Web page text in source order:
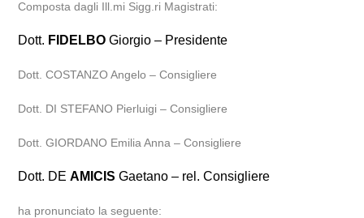
Composta dagli Ill.mi Sigg.ri Magistrati:
Dott. FIDELBO Giorgio – Presidente
Dott. COSTANZO Angelo – Consigliere
Dott. DI STEFANO Pierluigi – Consigliere
Dott. GIORDANO Emilia Anna – Consigliere
Dott. DEAMICIS Gaetano – rel. Consigliere
ha pronunciato la seguente: